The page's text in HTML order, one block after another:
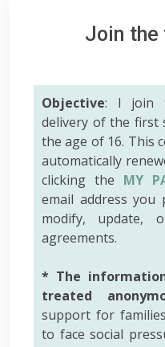
Join
Objective: I join
delivery of the first
the age of 16. This
automatically
clicking the MY
email address
modify, update,
agreements.
* The
treated
support for
to face social